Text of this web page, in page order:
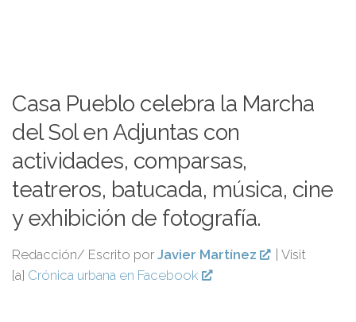
Casa Pueblo celebra la Marcha
del Sol en Adjuntas con
actividades, comparsas,
teatreros, batucada, música, cine
y exhibición de fotografía.
Redacción/ Escrito por Javier Martínez
| Visit
[a] Crónica urbana en Facebook